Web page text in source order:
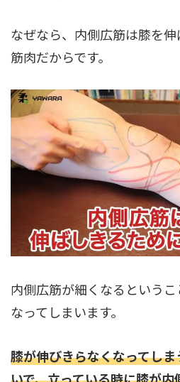
なぜなら、内側広筋は膝を
筋肉だからです。
内側広筋が細くなるという
なってしまいます。
膝が伸びきらなくなってし